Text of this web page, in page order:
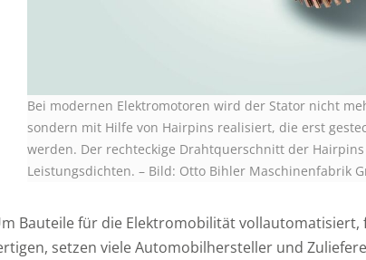
Bei modernen Elektromotoren wird der Stator nicht
sondern mit Hilfe von Hairpins realisiert, die erst
werden. Der rechteckige Drahtquerschnitt der
Leistungsdichten.– Bild: Otto Bihler Maschinenfabrik
Bauteile für die Elektromobilität
setzen viele Automobilhersteller und